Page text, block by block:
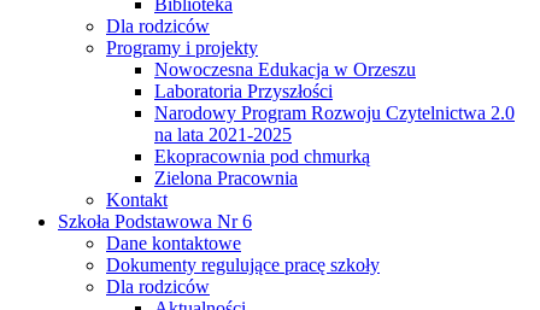
Biblioteka
Dla rodziców
Programy i projekty
Nowoczesna Edukacja w Orzeszu
Laboratoria Przyszłości
Narodowy Program Rozwoju Czytelnictwa 2.0
na lata 2021-2025
Ekopracownia pod chmurką
Zielona Pracownia
Kontakt
Szkoła Podstawowa Nr 6
Dane kontaktowe
Dokumenty regulujące pracę szkoły
Dla rodziców